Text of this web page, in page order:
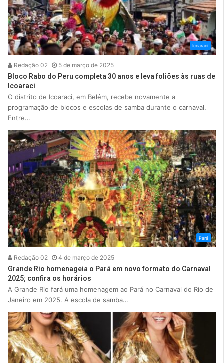
Icoaraci
Redação 02 5 de março de 2025
Bloco Rabo do Peru completa 30 anos e leva foliões às ruas de
Icoaraci
O distrito de Icoaraci, em Belém, recebe novamente a
programação de blocos e escolas de samba durante o carnaval.
Entre…
Pará
Redação 02 4 de março de 2025
Grande Rio homenageia o Pará em novo formato do Carnaval
2025; confira os horários
A Grande Rio fará uma homenagem ao Pará no Carnaval do Rio de
Janeiro em 2025. A escola de samba…